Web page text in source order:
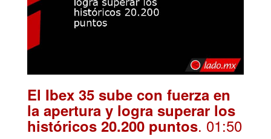
El Ibex 35 sube con fuerza en
la apertura y logra superar los
históricos 20.200 puntos. 01:50